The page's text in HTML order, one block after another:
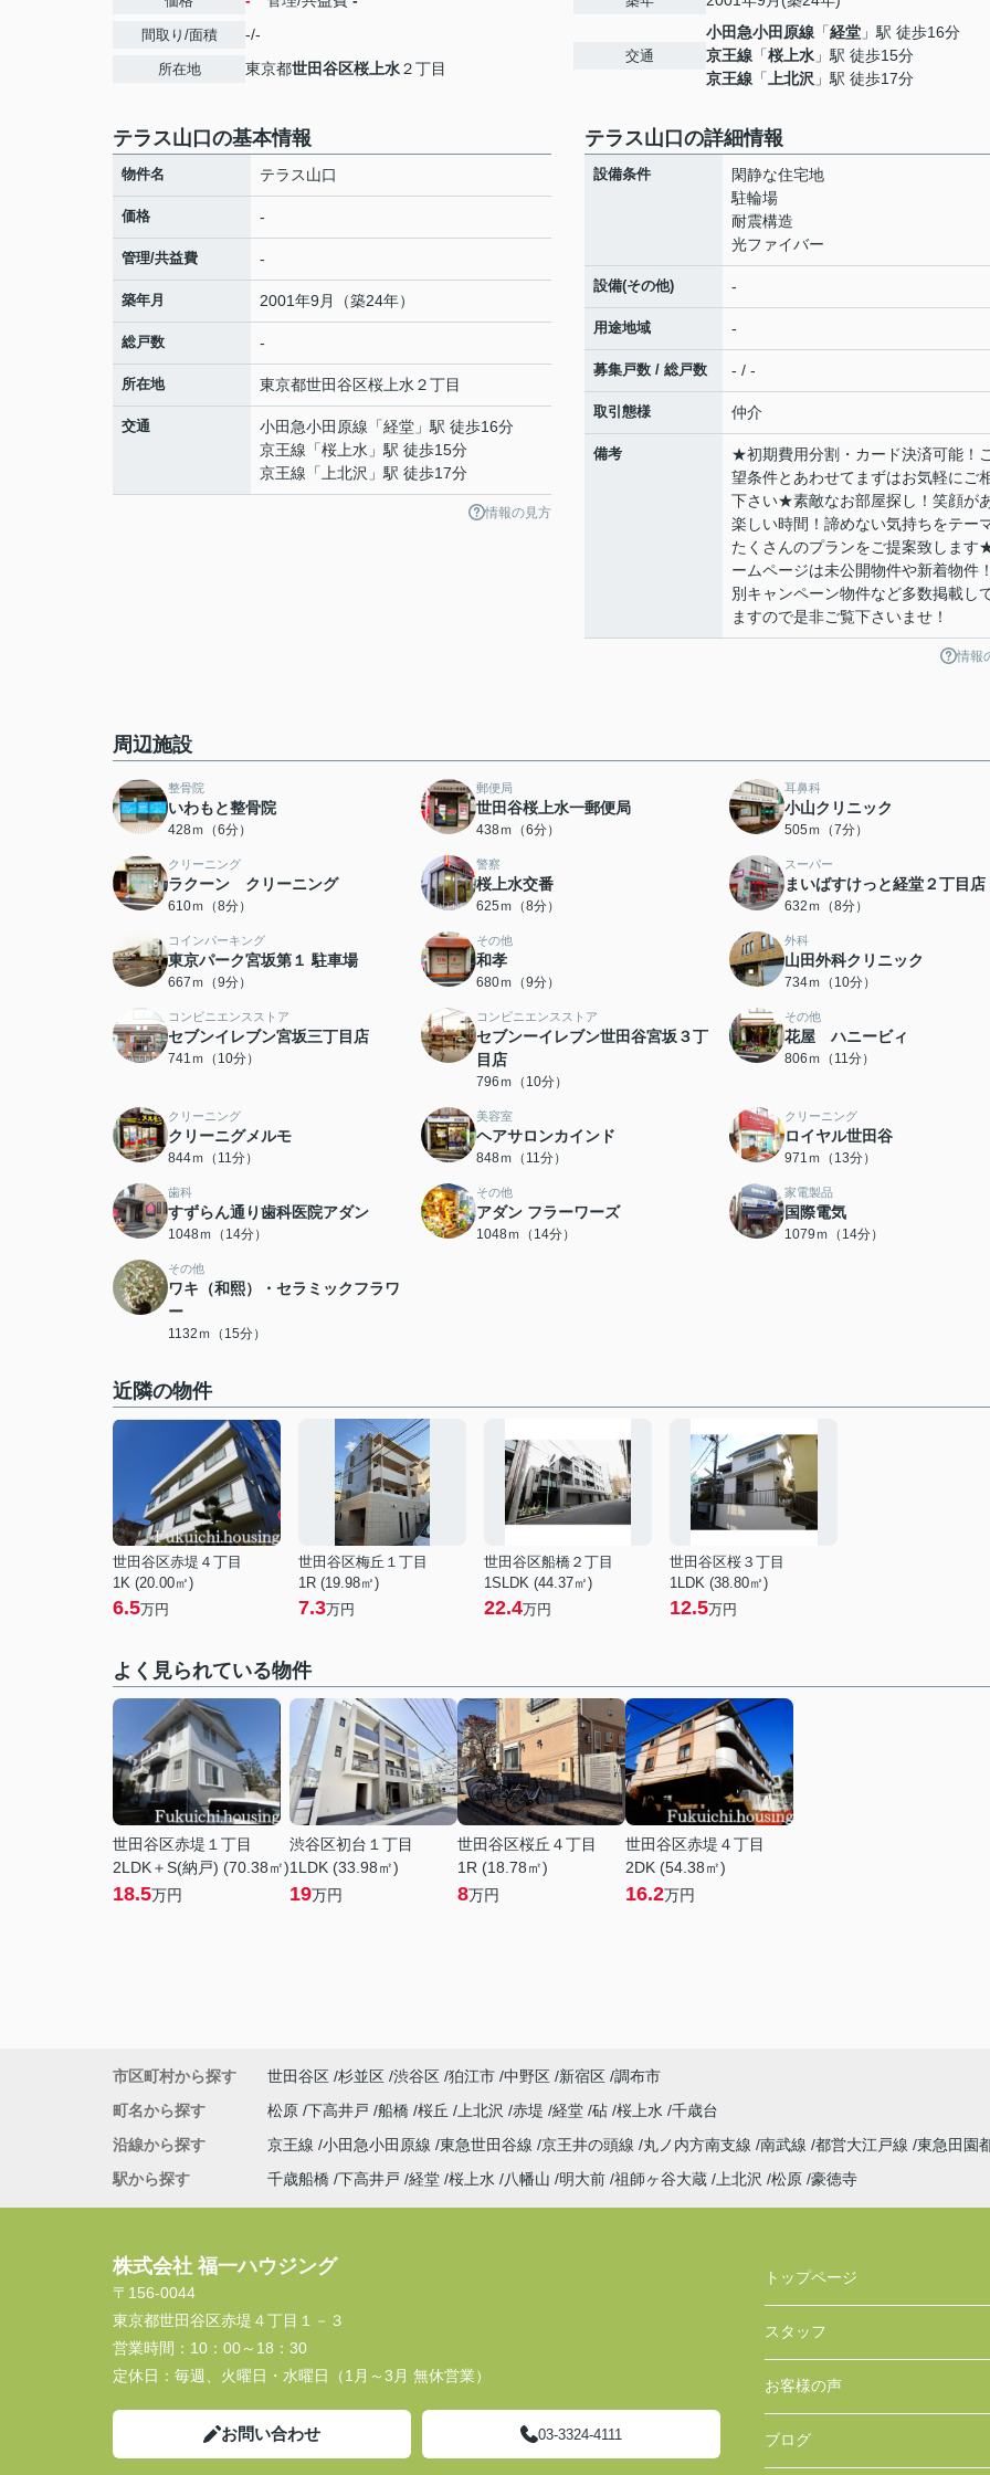
間取り/面積 -/-
所在地 東京都世田谷区桜上水２丁目
交通
小田急小田原線 「経堂 」駅 徒歩16分
京王線 「桜上水 」駅 徒歩15分
京王線 「 上北沢 」駅 徒歩17分
テラス山口の基本情報
物件名 テラス山口
価格 -
管理/共益費 -
築年月 2001年9月（築24年）
総戸数 -
所在地 東京都世田谷区桜上水 ２丁目
交通 小田急小田原線 「経堂 」駅 徒歩16分
京王線 「桜上水 」駅 徒歩15分
京王線 「 上北沢 」駅 徒歩17分
情報の見方
テラス山口の詳細情報
設備条件
閑静な住宅地
駐輪場
耐震構造
光ファイバー
設備(その他) -
用途地域 -
募集戸数 / 総戸数 - / -
取引態様 仲介
備考
★初期費用分割・カード決済可能！
望条件とあわせてまずはお気軽にご
下さい★素敵なお部屋探し！笑顔が
楽しい時間！諦めない気持ちをテー
たくさんのプランをご提案致します
ームページは未公開物件や新着物件
別キャンペーン物件など多数掲載し
ますので是非ご覧下さいませ！
情報
周辺施設
整骨院
いわもと整骨院
428ｍ（6分）
郵便局
世田谷桜上水一郵便局
438ｍ（6分）
耳鼻科
小山クリニック
505ｍ（7分）
クリーニング
ラクーン クリーニング
610ｍ（8分）
警察
桜上水交番
625ｍ（8分）
スーパー
まいばすけっと経堂２丁目店
632ｍ（8分）
コインパーキング
東京パーク宮坂第１ 駐車場
667ｍ（9分）
その他
和孝
680ｍ（9分）
外科
山田外科クリニック
734ｍ（10分）
コンビニエンスストア
セブンイレブン宮坂三丁目店
741ｍ（10分）
コンビニエンスストア
セブンーイレブン世田谷宮坂３丁
目店
796ｍ（10分）
その他
花屋 ハニービィ
806ｍ（11分）
クリーニング
クリーニグメルモ
844ｍ（11分）
美容室
ヘアサロンカインド
848ｍ（11分）
クリーニング
ロイヤル世田谷
971ｍ（13分）
歯科
すずらん通り歯科医院アダン
1048ｍ（14分）
その他
アダン フラーワーズ
1048ｍ（14分）
家電製品
国際電気
1079ｍ（14分）
その他
ワキ（和熙）・セラミックフラワ
ー
1132ｍ（15分）
近隣の物件
世田谷区赤堤４丁目
1K (20.00㎡)
6.5万円
世田谷区梅丘１丁目
1R (19.98㎡)
7.3万円
世田谷区船橋２丁目
1SLDK (44.37㎡)
22.4万円
世田谷区桜３丁目
1LDK (38.80㎡)
12.5万円
よく見られている物件
世田谷区赤堤１丁目
2LDK＋S(納戸) (70.38㎡)
18.5万円
渋谷区初台１丁目
1LDK (33.98㎡)
19万円
世田谷区桜丘４丁目
1R (18.78㎡)
8万円
世田谷区赤堤４丁目
2DK (54.38㎡)
16.2万円
市区町村から探す 世田谷区 杉並区 渋谷区 狛江市 中野区 新宿区 調布市
町名から探す
松原 下高井戸 船橋 桜丘 上北沢 赤堤 経堂 砧 桜上水 千歳台
沿線から探す
京王線 小田急小田原線 東急世田谷線 京王井の頭線 丸ノ内方南支線 南武線 都営大江戸線 東急田園
駅から探す
千歳船橋 下高井戸 経堂 桜上水 八幡山 明大前 祖師ヶ谷大蔵 上北沢 松原 豪徳寺
株式会社 福一ハウジング
〒156-0044
東京都世田谷区赤堤４丁目１－３
営業時間： 10：00～18：30
定休日： 毎週、火曜日・水曜日（1月～3月 無休営業）
お問い合わせ 03-3324-4111
トップページ
スタッフ
お客様の声
ブログ